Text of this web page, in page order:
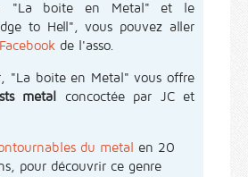
"La boite en Metal" et le
to Hell", vous pouvez aller
de l'asso.
"La boite en Metal" vous offre
metal
concoctée par JC et
du metal
en 20
pour découvrir ce genre